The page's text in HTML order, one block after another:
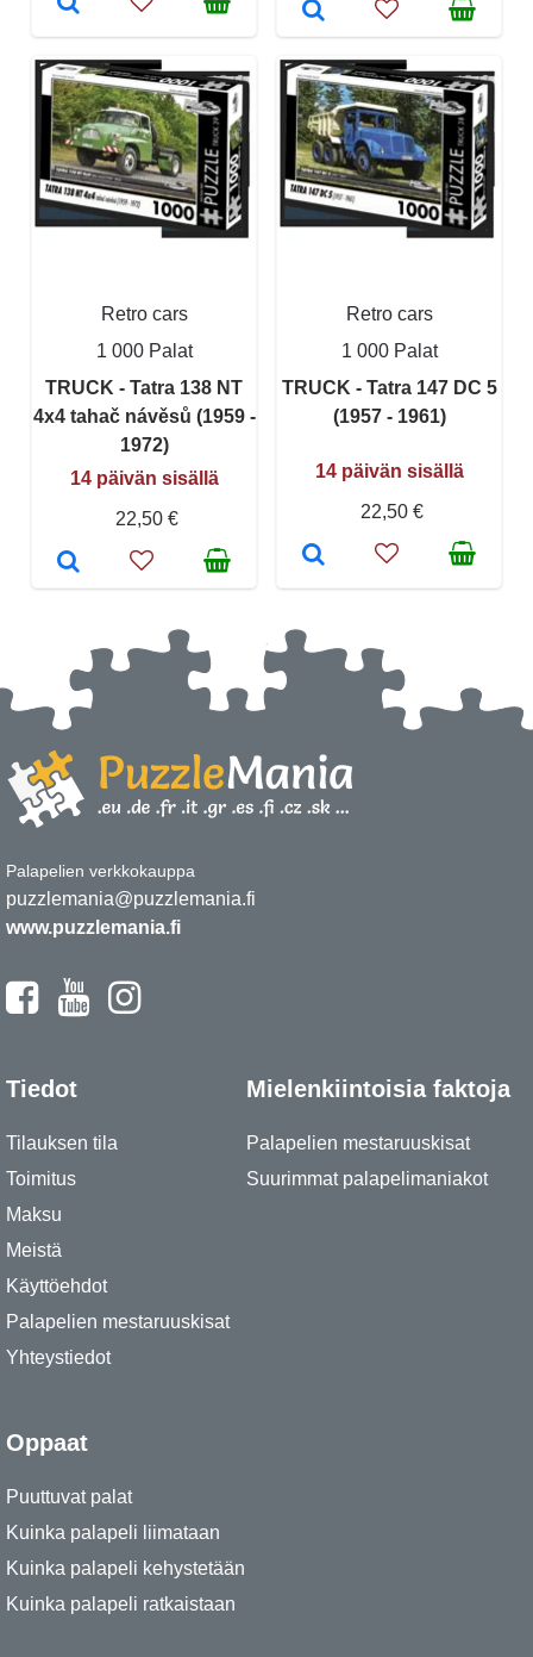
Retro cars
1 000 Palat
TRUCK - Tatra 138 NT
4x4 tahač návěsů (1959 -
1972)
14 päivän sisällä
22,50 €
Retro cars
1 000 Palat
TRUCK - Tatra 147 DC 5
(1957 - 1961)
14 päivän sisällä
22,50 €
Palapelien verkkokauppa
puzzlemania@puzzlemania.fi
www.puzzlemania.fi
Tiedot
Tilauksen tila
Toimitus
Maksu
Meistä
Käyttöehdot
Palapelien mestaruuskisat
Yhteystiedot
Mielenkiintoisia faktoja
Palapelien mestaruuskisat
Suurimmat palapelimaniakot
Oppaat
Puuttuvat palat
Kuinka palapeli liimataan
Kuinka palapeli kehystetään
Kuinka palapeli ratkaistaan